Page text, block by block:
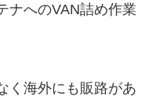
ナへのVAN詰め作業
く海外にも販路があ